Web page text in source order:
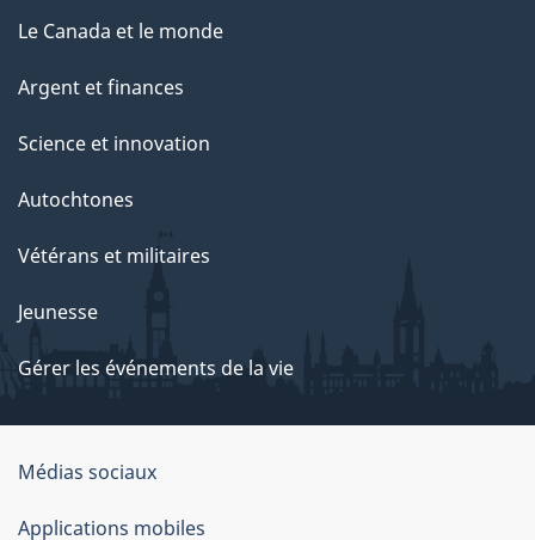
Le Canada et le monde
Argent et finances
Science et innovation
Autochtones
Vétérans et militaires
Jeunesse
Gérer les événements de la vie
Organisation
du
Médias sociaux
Applications mobiles